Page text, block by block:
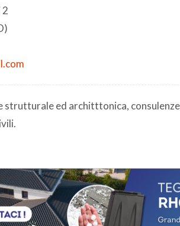
2
strutturale ed architttonica,